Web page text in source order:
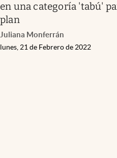
en una categoría 'tabú'
plan
Juliana Monferrán
lunes, 21 de Febrero de 2022